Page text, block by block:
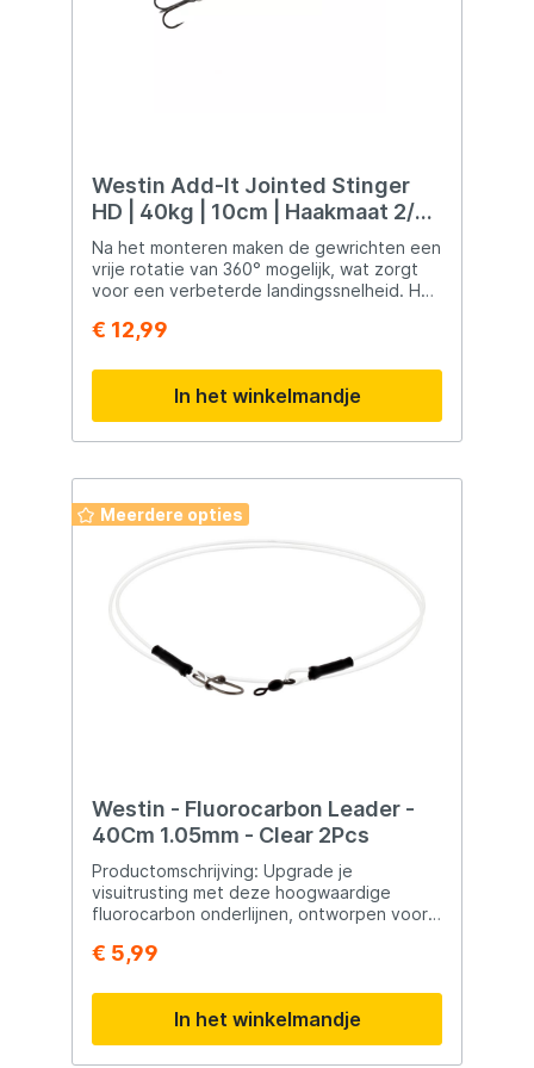
Westin Add-It Jointed Stinger
HD | 40kg | 10cm | Haakmaat 2/0 |
Onderlijn
Na het monteren maken de gewrichten een
vrije rotatie van 360° mogelijk, wat zorgt
voor een verbeterde landingssnelheid. Het
verhoogt het gewicht in de rig, wat helpt
perfecte zwemactie te geven. Extreem
sterk en duurzaam concept 360° vrije
rotatie - Verlies minder vis Veelzijdige rig
opties Ultrascherpe en sterke dreggen
€ 12,99
In het winkelmandje
Meerdere opties
Westin - Fluorocarbon Leader -
40Cm 1.05mm - Clear 2Pcs
Productomschrijving: Upgrade je
visuitrusting met deze hoogwaardige
fluorocarbon onderlijnen, ontworpen voor
presentatie. Gemaakt van sterk ST5
uitstekende schuurbestendigheid, hoge
knoopkracht en zijn ze nagenoeg
onzichtbaar onder water. Dat maakt ze
perfect voor de snoekvisserij, vooral bij
€ 5,99
In het winkelmandje